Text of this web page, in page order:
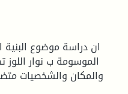
ان دراسة موضوع
الموسومة ب نوار
والمكان والشخصيات